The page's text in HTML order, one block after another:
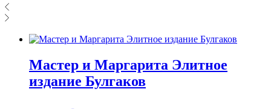
Мастер и Маргарита Элитное
издание Булгаков